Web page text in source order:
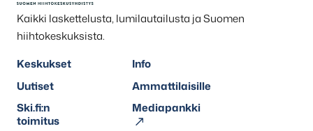
Kaikki laskettelusta, lumilautailusta ja Suomen
hiihtokeskuksista.
Keskukset
Info
Uutiset
Ammattilaisille
Ski.fi:n
toimitus
Mediapankki